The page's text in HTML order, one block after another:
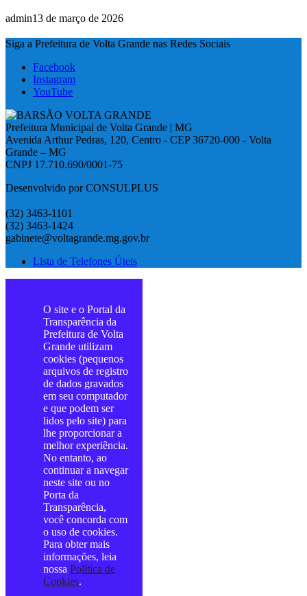
admin13 de março de 2026
Siga a Prefeitura de Volta Grande nas Redes Sociais
Facebook
Instagram
YouTube
Prefeitura Municipal de Volta Grande | MG
Avenida Arthur Pedras, 120, Centro - CEP 36720-000 - Volta
Grande – MG
CNPJ 17.710.690/0001-75
Desenvolvido por CONSULPLUS
(32) 3463-1101
(32) 3463-1424
gabinete@voltagrande.mg.gov.br
Lista de Telefones Úteis
O site e o Portal da
Transparência da
Prefeitura de Volta
Grande utilizam
cookies (pequenos
arquivos de registro
de dados gravados
em seu computador
e que podem ser
lidos pelo site) para
lhe proporcionar a
melhor experiência.
No entanto, ao
continuar a navegar
neste site ou no
Porta da
Transparência,
você concorda com
o uso de cookies.
Para obter mais
informações, leia
nossa Política de
Cookies.